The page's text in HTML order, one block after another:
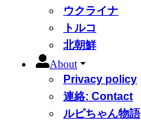
ウクライナ
トルコ
北朝鮮
About
Privacy policy
連絡: Contact
ルピちゃん物語